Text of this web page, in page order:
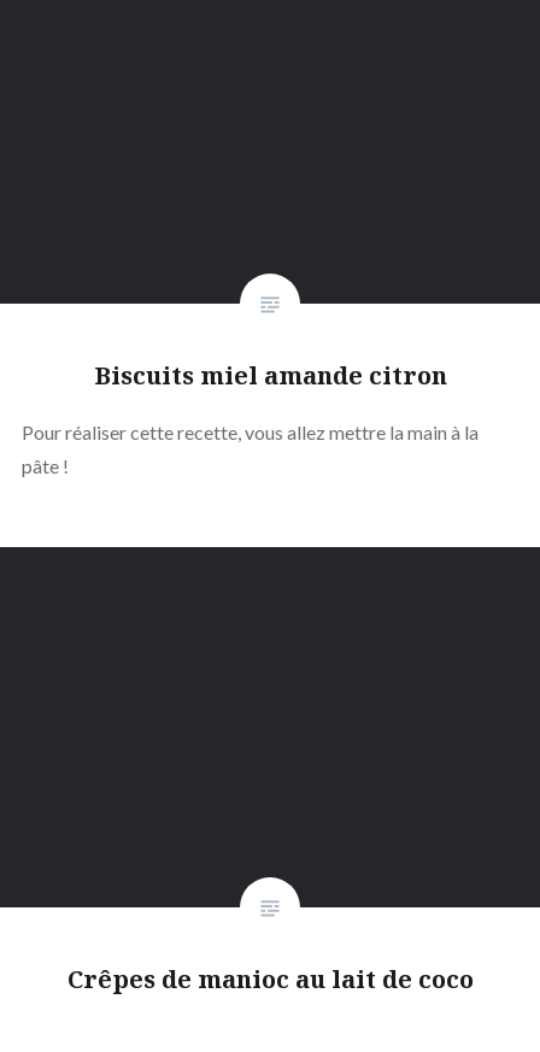
Biscuits miel amande citron
Pour réaliser cette recette, vous allez mettre la main à la
pâte !
Crêpes de manioc au lait de coco